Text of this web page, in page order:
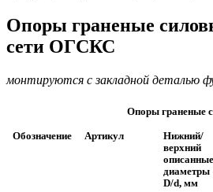
Опоры граненые
сети ОГСКС
монтируются с закладной деталью
Опоры граненые
Обозначение Артикул
Нижний/
верхний
описанные
диаметры
D/d, мм